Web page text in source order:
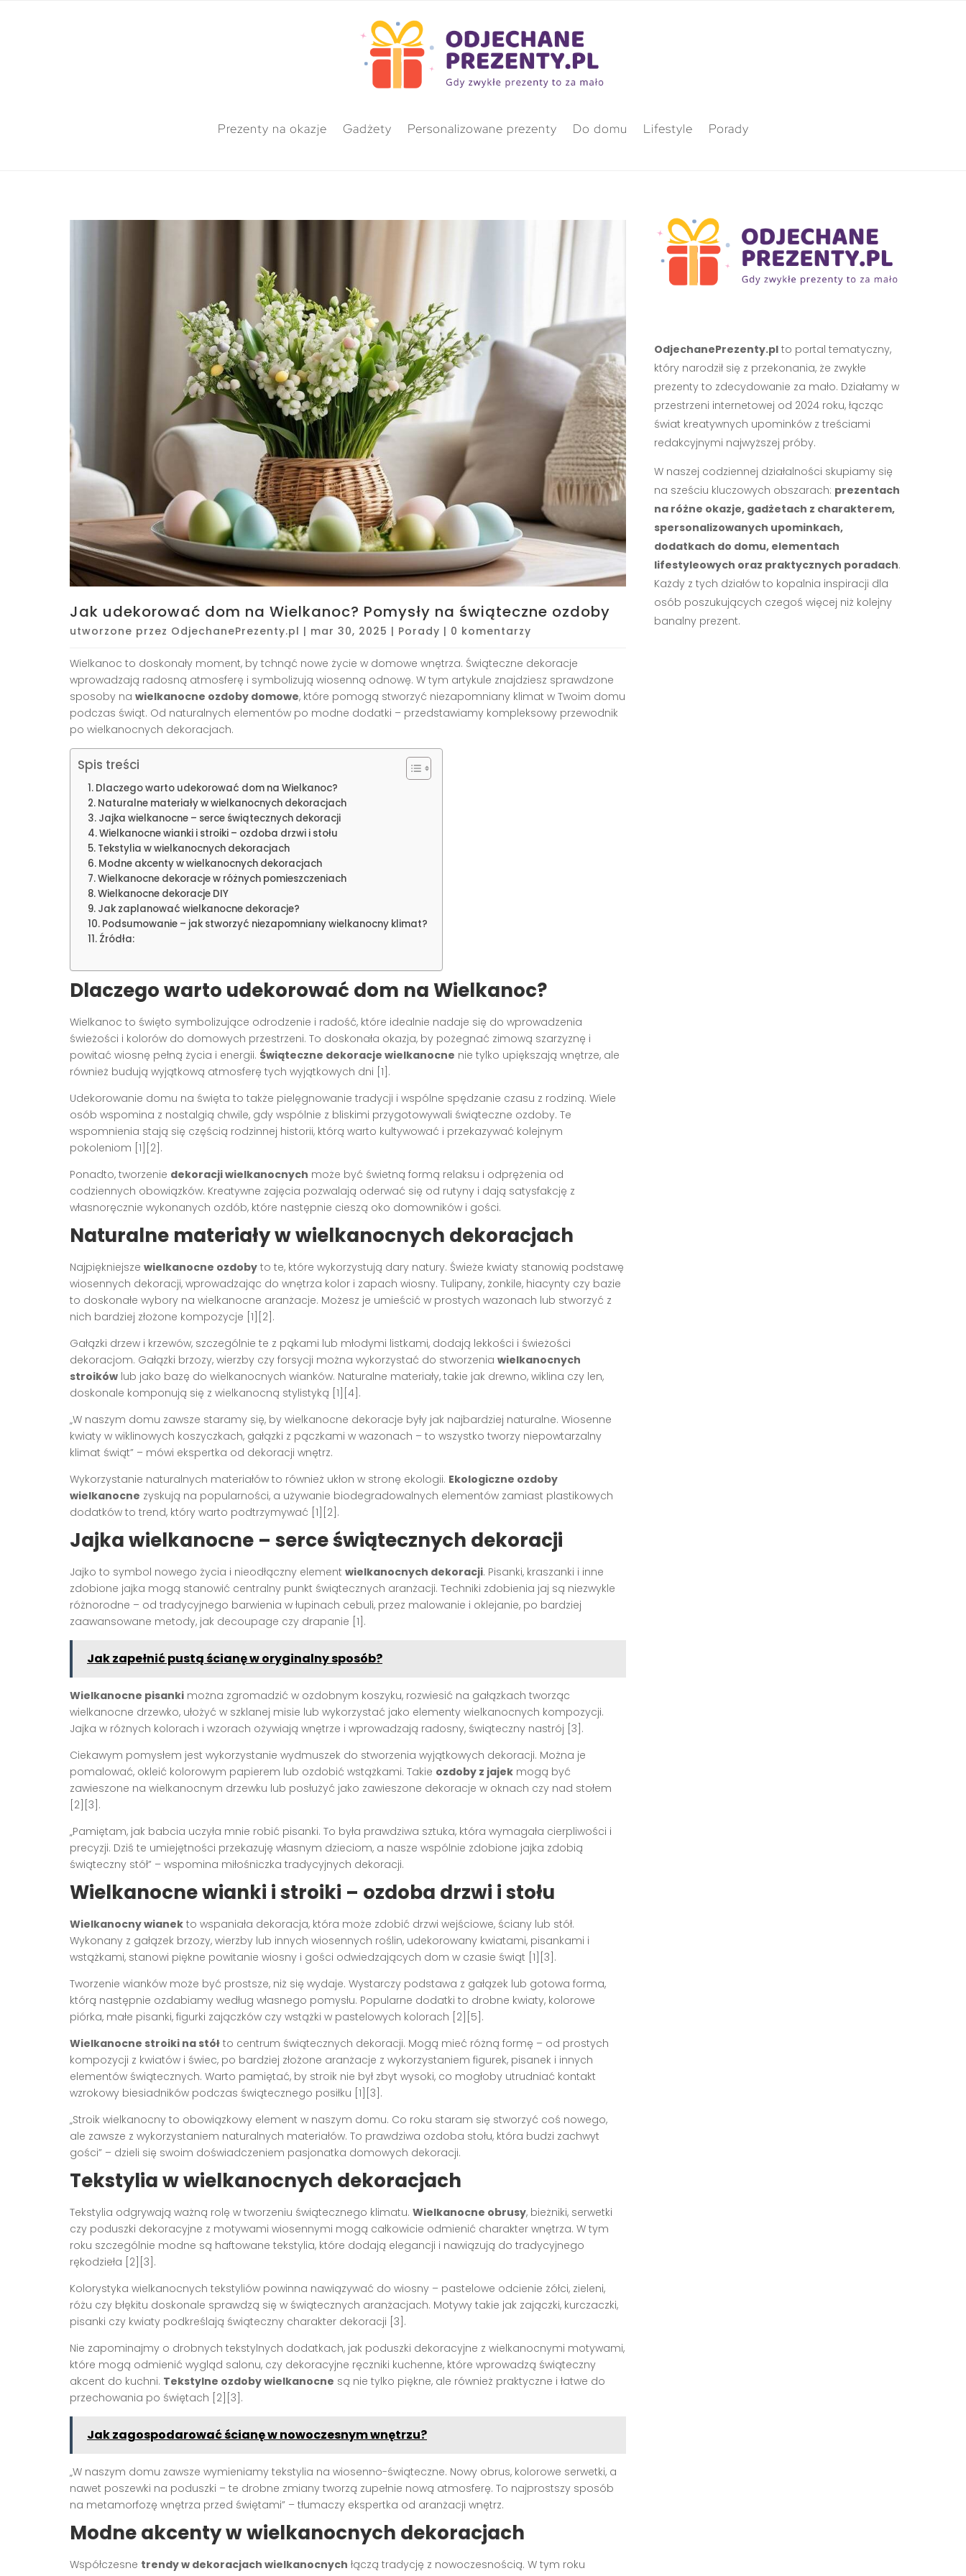
Prezenty na okazje Gadżety Personalizowane prezenty Do domu Lifestyle Porady
Jak udekorować dom na Wielkanoc? Pomysły na świąteczne ozdoby
utworzone przez OdjechanePrezenty.pl | mar 30, 2025 | Porady | 0 komentarzy
Wielkanoc to doskonały moment, by tchnąć nowe życie w domowe wnętrza. Świąteczne dekoracje
wprowadzają radosną atmosferę i symbolizują wiosenną odnowę. W tym artykule znajdziesz sprawdzone
sposoby na wielkanocne ozdoby domowe, które pomogą stworzyć niezapomniany klimat w Twoim domu
podczas świąt. Od naturalnych elementów po modne dodatki – przedstawiamy kompleksowy przewodnik
po wielkanocnych dekoracjach.
Spis treści
Dlaczego warto udekorować dom na Wielkanoc?
Naturalne materiały w wielkanocnych dekoracjach
Jajka wielkanocne – serce świątecznych dekoracji
Wielkanocne wianki i stroiki – ozdoba drzwi i stołu
Tekstylia w wielkanocnych dekoracjach
Modne akcenty w wielkanocnych dekoracjach
Wielkanocne dekoracje w różnych pomieszczeniach
Wielkanocne dekoracje DIY
Jak zaplanować wielkanocne dekoracje?
Podsumowanie – jak stworzyć niezapomniany wielkanocny klimat?
Źródła:
Dlaczego warto udekorować dom na Wielkanoc?
Wielkanoc to święto symbolizujące odrodzenie i radość, które idealnie nadaje się do wprowadzenia
świeżości i kolorów do domowych przestrzeni. To doskonała okazja, by pożegnać zimową szarzyznę i
powitać wiosnę pełną życia i energii. Świąteczne dekoracje wielkanocne nie tylko upiększają wnętrze, ale
również budują wyjątkową atmosferę tych wyjątkowych dni [1].
Udekorowanie domu na święta to także pielęgnowanie tradycji i wspólne spędzanie czasu z rodziną. Wiele
osób wspomina z nostalgią chwile, gdy wspólnie z bliskimi przygotowywali świąteczne ozdoby. Te
wspomnienia stają się częścią rodzinnej historii, którą warto kultywować i przekazywać kolejnym
pokoleniom [1][2].
Ponadto, tworzenie dekoracji wielkanocnych może być świetną formą relaksu i odprężenia od
codziennych obowiązków. Kreatywne zajęcia pozwalają oderwać się od rutyny i dają satysfakcję z
własnoręcznie wykonanych ozdób, które następnie cieszą oko domowników i gości.
Naturalne materiały w wielkanocnych dekoracjach
Najpiękniejsze wielkanocne ozdoby to te, które wykorzystują dary natury. Świeże kwiaty stanowią podstawę
wiosennych dekoracji, wprowadzając do wnętrza kolor i zapach wiosny. Tulipany, żonkile, hiacynty czy bazie
to doskonałe wybory na wielkanocne aranżacje. Możesz je umieścić w prostych wazonach lub stworzyć z
nich bardziej złożone kompozycje [1][2].
Gałązki drzew i krzewów, szczególnie te z pąkami lub młodymi listkami, dodają lekkości i świeżości
dekoracjom. Gałązki brzozy, wierzby czy forsycji można wykorzystać do stworzenia wielkanocnych
stroików lub jako bazę do wielkanocnych wianków. Naturalne materiały, takie jak drewno, wiklina czy len,
doskonale komponują się z wielkanocną stylistyką [1][4].
„W naszym domu zawsze staramy się, by wielkanocne dekoracje były jak najbardziej naturalne. Wiosenne
kwiaty w wiklinowych koszyczkach, gałązki z pączkami w wazonach – to wszystko tworzy niepowtarzalny
klimat świąt” – mówi ekspertka od dekoracji wnętrz.
Wykorzystanie naturalnych materiałów to również ukłon w stronę ekologii. Ekologiczne ozdoby
wielkanocne zyskują na popularności, a używanie biodegradowalnych elementów zamiast plastikowych
dodatków to trend, który warto podtrzymywać [1][2].
Jajka wielkanocne – serce świątecznych dekoracji
Jajko to symbol nowego życia i nieodłączny element wielkanocnych dekoracji. Pisanki, kraszanki i inne
zdobione jajka mogą stanowić centralny punkt świątecznych aranżacji. Techniki zdobienia jaj są niezwykle
różnorodne – od tradycyjnego barwienia w łupinach cebuli, przez malowanie i oklejanie, po bardziej
zaawansowane metody, jak decoupage czy drapanie [1].
Jak zapełnić pustą ścianę w oryginalny sposób?
Wielkanocne pisanki można zgromadzić w ozdobnym koszyku, rozwiesić na gałązkach tworząc
wielkanocne drzewko, ułożyć w szklanej misie lub wykorzystać jako elementy wielkanocnych kompozycji.
Jajka w różnych kolorach i wzorach ożywiają wnętrze i wprowadzają radosny, świąteczny nastrój [3].
Ciekawym pomysłem jest wykorzystanie wydmuszek do stworzenia wyjątkowych dekoracji. Można je
pomalować, okleić kolorowym papierem lub ozdobić wstążkami. Takie ozdoby z jajek mogą być
zawieszone na wielkanocnym drzewku lub posłużyć jako zawieszone dekoracje w oknach czy nad stołem
[2][3].
„Pamiętam, jak babcia uczyła mnie robić pisanki. To była prawdziwa sztuka, która wymagała cierpliwości i
precyzji. Dziś te umiejętności przekazuję własnym dzieciom, a nasze wspólnie zdobione jajka zdobią
świąteczny stół” – wspomina miłośniczka tradycyjnych dekoracji.
Wielkanocne wianki i stroiki – ozdoba drzwi i stołu
Wielkanocny wianek to wspaniała dekoracja, która może zdobić drzwi wejściowe, ściany lub stół.
Wykonany z gałązek brzozy, wierzby lub innych wiosennych roślin, udekorowany kwiatami, pisankami i
wstążkami, stanowi piękne powitanie wiosny i gości odwiedzających dom w czasie świąt [1][3].
Tworzenie wianków może być prostsze, niż się wydaje. Wystarczy podstawa z gałązek lub gotowa forma,
którą następnie ozdabiamy według własnego pomysłu. Popularne dodatki to drobne kwiaty, kolorowe
piórka, małe pisanki, figurki zajączków czy wstążki w pastelowych kolorach [2][5].
Wielkanocne stroiki na stół to centrum świątecznych dekoracji. Mogą mieć różną formę – od prostych
kompozycji z kwiatów i świec, po bardziej złożone aranżacje z wykorzystaniem figurek, pisanek i innych
elementów świątecznych. Warto pamiętać, by stroik nie był zbyt wysoki, co mogłoby utrudniać kontakt
wzrokowy biesiadników podczas świątecznego posiłku [1][3].
„Stroik wielkanocny to obowiązkowy element w naszym domu. Co roku staram się stworzyć coś nowego,
ale zawsze z wykorzystaniem naturalnych materiałów. To prawdziwa ozdoba stołu, która budzi zachwyt
gości” – dzieli się swoim doświadczeniem pasjonatka domowych dekoracji.
Tekstylia w wielkanocnych dekoracjach
Tekstylia odgrywają ważną rolę w tworzeniu świątecznego klimatu. Wielkanocne obrusy, bieżniki, serwetki
czy poduszki dekoracyjne z motywami wiosennymi mogą całkowicie odmienić charakter wnętrza. W tym
roku szczególnie modne są haftowane tekstylia, które dodają elegancji i nawiązują do tradycyjnego
rękodzieła [2][3].
Kolorystyka wielkanocnych tekstyliów powinna nawiązywać do wiosny – pastelowe odcienie żółci, zieleni,
różu czy błękitu doskonale sprawdzą się w świątecznych aranżacjach. Motywy takie jak zajączki, kurczaczki,
pisanki czy kwiaty podkreślają świąteczny charakter dekoracji [3].
Nie zapominajmy o drobnych tekstylnych dodatkach, jak poduszki dekoracyjne z wielkanocnymi motywami,
które mogą odmienić wygląd salonu, czy dekoracyjne ręczniki kuchenne, które wprowadzą świąteczny
akcent do kuchni. Tekstylne ozdoby wielkanocne są nie tylko piękne, ale również praktyczne i łatwe do
przechowania po świętach [2][3].
Jak zagospodarować ścianę w nowoczesnym wnętrzu?
„W naszym domu zawsze wymieniamy tekstylia na wiosenno-świąteczne. Nowy obrus, kolorowe serwetki, a
nawet poszewki na poduszki – te drobne zmiany tworzą zupełnie nową atmosferę. To najprostszy sposób
na metamorfozę wnętrza przed świętami” – tłumaczy ekspertka od aranżacji wnętrz.
Modne akcenty w wielkanocnych dekoracjach
Współczesne trendy w dekoracjach wielkanocnych łączą tradycję z nowoczesnością. W tym roku
OdjechanePrezenty.plto portal tematyczny,
który narodził się z przekonania, że zwykłe
prezenty to zdecydowanie za mało. Działamy w
przestrzeni internetowej od 2024 roku, łącząc
świat kreatywnych upominków z treściami
redakcyjnymi najwyższej próby.
W naszej codziennej działalności skupiamy się
na sześciu kluczowych obszarach: prezentach
na różne okazje, gadżetach z charakterem,
spersonalizowanych upominkach,
dodatkach do domu, elementach
lifestyleowych oraz praktycznych poradach.
Każdy z tych działów to kopalnia inspiracji dla
osób poszukujących czegoś więcej niż kolejny
banalny prezent.